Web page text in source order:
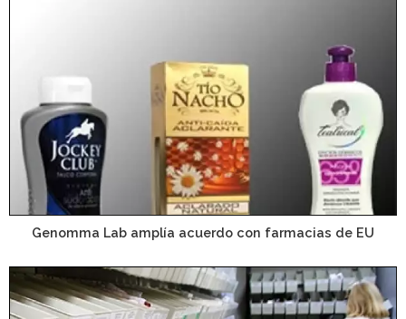
Genomma Lab amplía acuerdo con farmacias de EU